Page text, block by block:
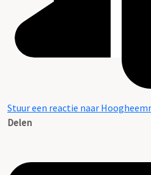
Stuur een reactie naar
Delen